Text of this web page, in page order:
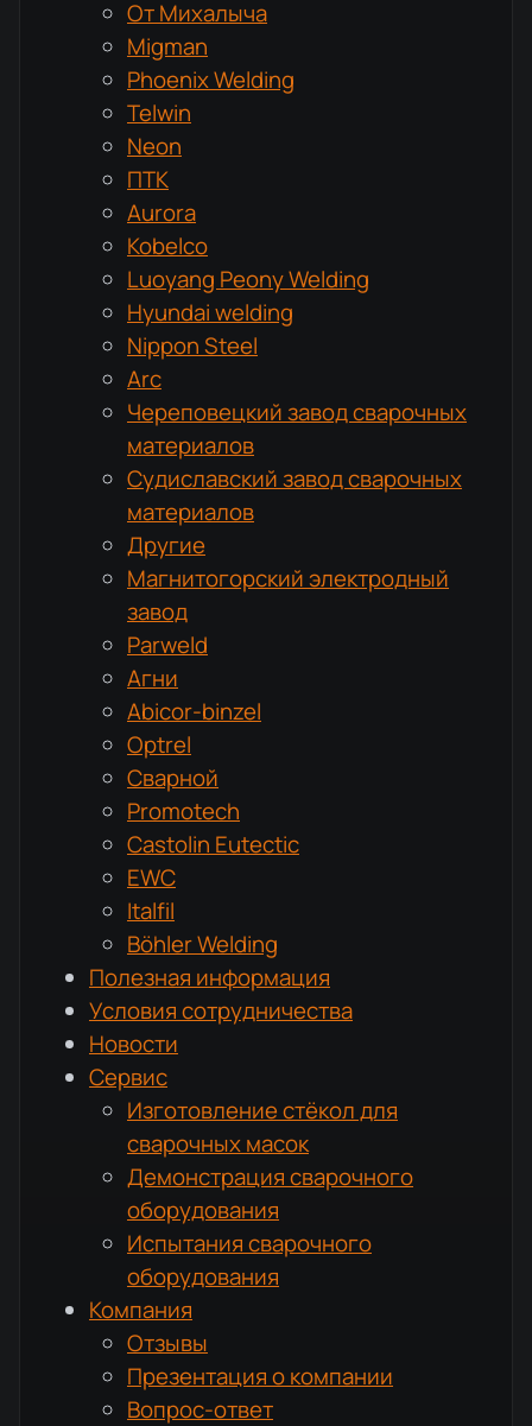
От Михалыча
Migman
Phoenix Welding
Telwin
Neon
ПТК
Aurora
Kobelco
Luoyang Peony Welding
Hyundai welding
Nippon Steel
Arc
Череповецкий завод сварочных
материалов
Судиславский завод сварочных
материалов
Другие
Магнитогорский электродный
завод
Parweld
Агни
Abicor-binzel
Optrel
Сварной
Promotech
Castolin Eutectic
EWC
Italfil
Böhler Welding
Полезная информация
Условия сотрудничества
Новости
Сервис
Изготовление стёкол для
сварочных масок
Демонстрация сварочного
оборудования
Испытания сварочного
оборудования
Компания
Отзывы
Презентация о компании
Вопрос-ответ